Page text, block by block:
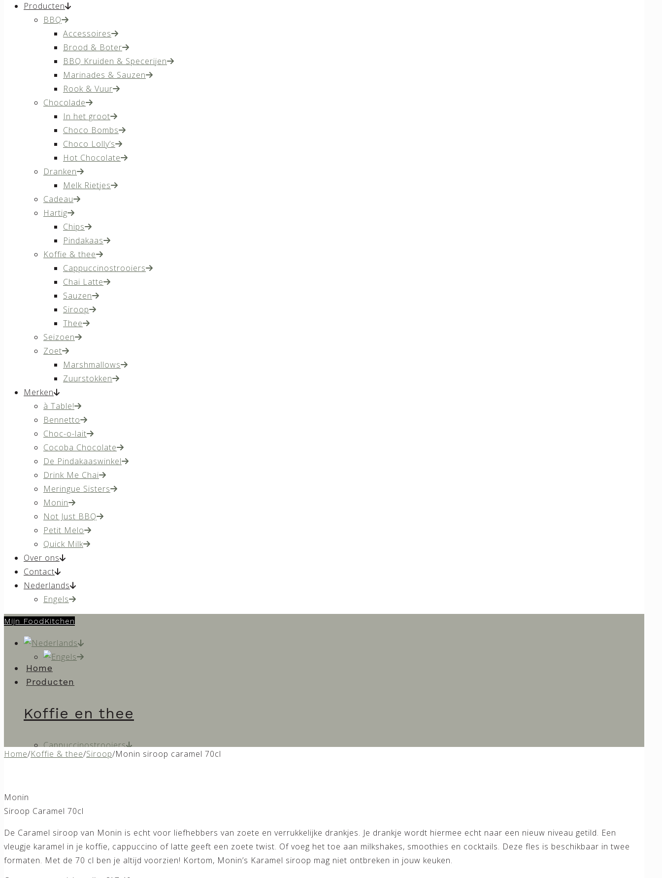
Producten
BBQ
Accessoires
Brood & Boter
BBQ Kruiden & Specerijen
Marinades & Sauzen
Rook & Vuur
Chocolade
In het groot
Choco Bombs
Choco Lolly’s
Hot Chocolate
Dranken
Melk Rietjes
Cadeau
Hartig
Chips
Pindakaas
Koffie & thee
Cappuccinostrooiers
Chai Latte
Sauzen
Siroop
Thee
Seizoen
Zoet
Marshmallows
Zuurstokken
Merken
à Table!
Bennetto
Choc-o-lait
Cocoba Chocolate
De Pindakaaswinkel
Drink Me Chai
Meringue Sisters
Monin
Not Just BBQ
Petit Melo
Quick Milk
Over ons
Contact
Nederlands
Engels
Mijn FoodKitchen
Home
Producten
Koffie en thee
Cappuccinostrooiers
Chai Latte
Zoet
Koek
Home/Koffie & thee/Siroop/Monin siroop caramel 70cl
Monin
Siroop Caramel 70cl
De Caramel siroop van Monin is echt voor liefhebbers van zoete en verrukkelijke drankjes. Je drankje wordt hiermee echt naar een nieuw niveau getild. Een
vleugje karamel in je koffie, cappuccino of latte geeft een zoete twist. Of voeg het toe aan milkshakes, smoothies en cocktails. Deze fles is beschikbaar in twee
formaten. Met de 70 cl ben je altijd voorzien! Kortom, Monin’s Karamel siroop mag niet ontbreken in jouw keuken.